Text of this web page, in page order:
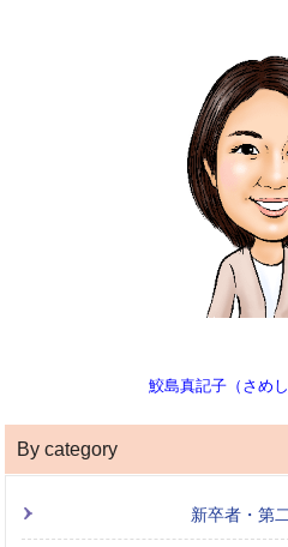
鮫島真記子（さめ
By category
新卒者・第